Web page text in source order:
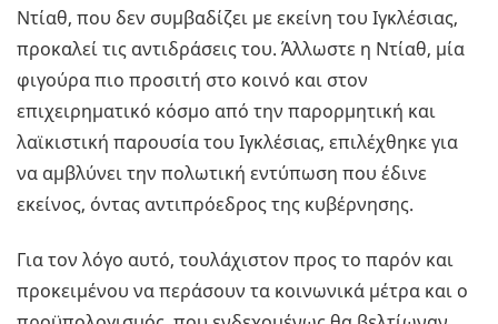
Ντίαθ, που δεν συμβαδίζει με εκείνη του Ιγκλέσιας,
προκαλεί τις αντιδράσεις του. Άλλωστε η Ντίαθ, μία
φιγούρα πιο προσιτή στο κοινό και στον
επιχειρηματικό κόσμο από την παρορμητική και
λαϊκιστική παρουσία του Ιγκλέσιας, επιλέχθηκε για
να αμβλύνει την πολωτική εντύπωση που έδινε
εκείνος, όντας αντιπρόεδρος της κυβέρνησης.
Για τον λόγο αυτό, τουλάχιστον προς το παρόν και
προκειμένου να περάσουν τα κοινωνικά μέτρα και ο